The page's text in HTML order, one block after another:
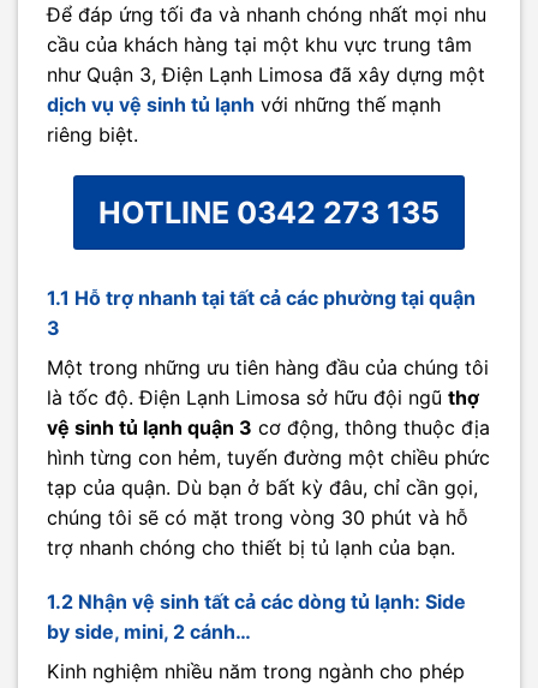
Để đáp ứng tối đa và nhanh chóng nhất mọi nhu
cầu của khách hàng tại một khu vực trung tâm
như Quận 3, Điện Lạnh Limosa đã xây dựng một
dịch vụ vệ sinh tủ lạnh với những thế mạnh
riêng biệt.
HOTLINE 0342 273 135
1.1 Hỗ trợ nhanh tại tất cả các phường tại quận
3
Một trong những ưu tiên hàng đầu của chúng tôi
là tốc độ. Điện Lạnh Limosa sở hữu đội ngũ thợ
vệ sinh tủ lạnh quận 3 cơ động, thông thuộc địa
hình từng con hẻm, tuyến đường một chiều phức
tạp của quận. Dù bạn ở bất kỳ đâu, chỉ cần gọi,
chúng tôi sẽ có mặt trong vòng 30 phút và hỗ
trợ nhanh chóng cho thiết bị tủ lạnh của bạn.
1.2 Nhận vệ sinh tất cả các dòng tủ lạnh: Side
by side, mini, 2 cánh…
Kinh nghiệm nhiều năm trong ngành cho phép